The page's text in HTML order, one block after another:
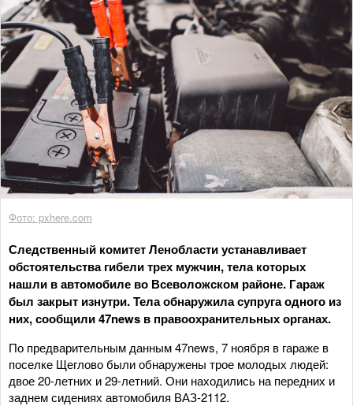
Фото: pxhere.com
Следственный комитет Ленобласти устанавливает
обстоятельства гибели трех мужчин, тела которых
нашли в автомобиле во Всеволожском районе. Гараж
был закрыт изнутри. Тела обнаружила супруга одного из
них, сообщили 47news в правоохранительных органах.
По предварительным данным 47news, 7 ноября в гараже в
поселке Щеглово были обнаружены трое молодых людей:
двое 20-летних и 29-летний. Они находились на передних и
заднем сидениях автомобиля ВАЗ-2112.